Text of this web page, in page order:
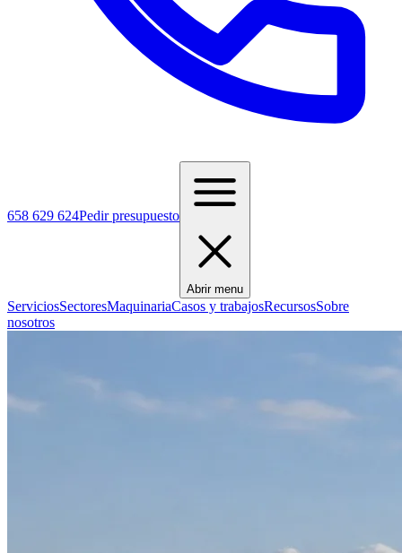
658 629 624Pedir presupuesto
Abrir menu
ServiciosSectoresMaquinariaCasos y trabajosRecursosSobre
nosotros